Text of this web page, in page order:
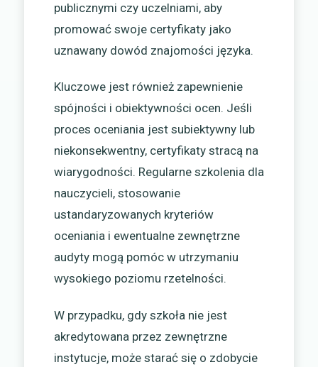
publicznymi czy uczelniami, aby
promować swoje certyfikaty jako
uznawany dowód znajomości języka.
Kluczowe jest również zapewnienie
spójności i obiektywności ocen. Jeśli
proces oceniania jest subiektywny lub
niekonsekwentny, certyfikaty stracą na
wiarygodności. Regularne szkolenia dla
nauczycieli, stosowanie
ustandaryzowanych kryteriów
oceniania i ewentualne zewnętrzne
audyty mogą pomóc w utrzymaniu
wysokiego poziomu rzetelności.
W przypadku, gdy szkoła nie jest
akredytowana przez zewnętrzne
instytucje, może starać się o zdobycie